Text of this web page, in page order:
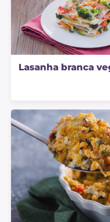
Lasanha branca